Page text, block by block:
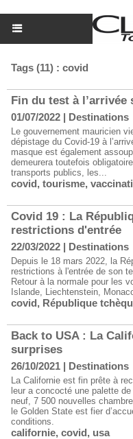
Tags (11) : covid
Fin du test à l’arrivée
01/07/2022 | Destinations
Le gouvernement mauricien
dépistage du Covid-19 à
masque est également
demeurera toutefois
transports publics, les...
covid, tourisme,
Covid 19 : La
restrictions d'entrée
22/03/2022 | Destinations
Depuis le 18 mars 2022, la
restrictions à l'entrée de son
Retour à la normale pour les
Islande, Liechtenstein,
covid, République
Back to USA : La
surprises
26/10/2021 | Destinations
La Californie est fin prête à
leur a concocté une palette
neuf, 7 500 nouvelles
le Golden State est fier
conditions.
californie, covid, usa